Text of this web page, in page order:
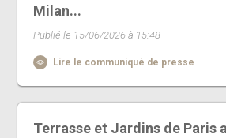
Milan...
Publié le 15/06/2026 à 15:48
Lire le communiqué de presse
Terrasse et Jardins de Paris